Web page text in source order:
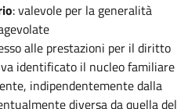
: valevole per la generalità
alle prestazioni per il diritto
identificato il nucleo familiare
indipendentemente dalla
diversa da quella del